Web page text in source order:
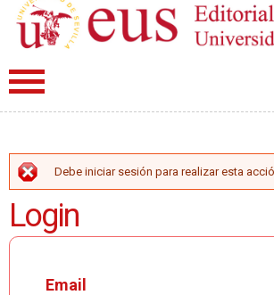
MENSAJE DE ERROR
Debe iniciar sesión para realizar esta
Login
Email